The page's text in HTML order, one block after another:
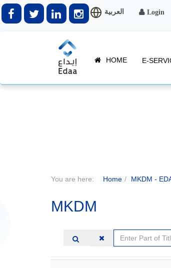
العربية Login
HOME E-
You are here: Home MKDM -
MKDM
Enter
Part